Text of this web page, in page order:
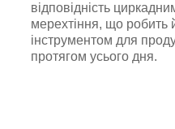
відповідність
мерехтіння, що робить
інструментом для
протягом усього дня.